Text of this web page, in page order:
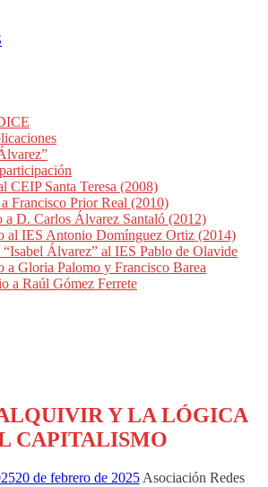
CEIP Santa Teresa (2008)
Francisco Prior Real (2010)
a D. Carlos Álvarez Santaló (2012)
al IES Antonio Domínguez Ortiz (2014)
Álvarez” al IES Pablo de Olavide
a Gloria Palomo y Francisco Barea
a Raúl Gómez Ferrete
Y LA LÓGICA
CAPITALISMO
20 de febrero de 2025 Asociación Redes